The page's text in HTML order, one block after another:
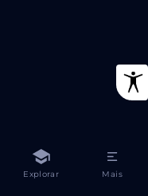
Explorar Mais